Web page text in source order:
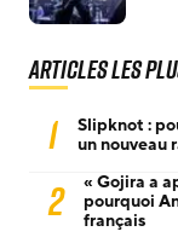
Articles les
1
Slipknot :
un nouveau
2
« Gojira a
pourquoi
français